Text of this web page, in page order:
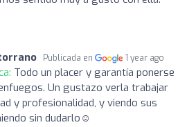
Publicada en 1 year ago
Todo un placer y garantía ponerse
Un gustazo verla trabajar
y profesionalidad, y viendo sus
sin dudarlo☺️